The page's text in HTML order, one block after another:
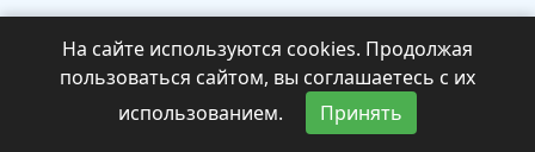
На сайте используются cookies. Продолжая
пользоваться сайтом, вы соглашаетесь с их
использованием.
Принять